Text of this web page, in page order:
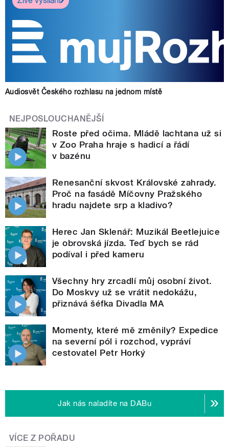
Audiosvět Českého rozhlasu na jednom místě
NEJPOSLOUCHANĚJŠÍ
Roste před očima. Mládě lachtana už si
v Zoo Praha hraje s hadicí a řádí
v bazénu
Renesanční skvost Královské zahrady.
Proč na fasádě Míčovny Pražského
hradu najdete srp a kladivo?
Herec Jan Sklenář: Muzikál Beetlejuice
je obrovská jízda. Teď bych se rád
podíval i před kameru
Všechny hry zrcadlí můj osobní život.
Do Moskvy už se vrátit nedokážu,
přiznává šéfka Divadla MA
Momenty, které mě změnily? Expedice
na severní pól i rozchod, vypráví
cestovatel Petr Horký
Jak nás naladíte na DABu
VÍCE Z POŘADU